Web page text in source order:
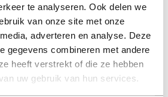
te analyseren. Ook delen we
van onze site met onze
adverteren en analyse. Deze
gegevens combineren met andere
heeft verstrekt of die ze hebben
uw gebruik van hun services.
NL